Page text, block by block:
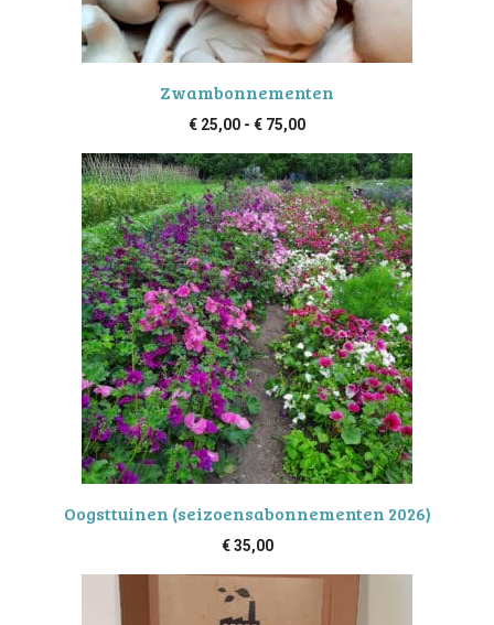
Zwambonnementen
€ 25,00 - € 75,00Prijsklasse:
tot
€ 75,00
Oogsttuinen (seizoensabonnementen 2026)
€35,00